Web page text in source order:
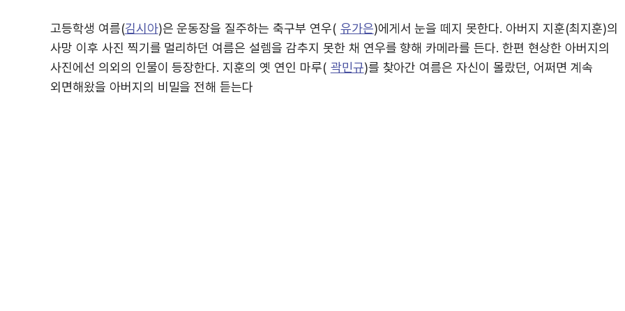
고등학생 여름(김시아)은 운동장을 질주하는 축구부 연우( 유가은)에게서 눈을 떼지 못한다. 아버지 지훈(최지훈)의
사망 이후 사진 찍기를 멀리하던 여름은 설렘을 감추지 못한 채 연우를 향해 카메라를 든다. 한편 현상한 아버지의
사진에선 의외의 인물이 등장한다. 지훈의 옛 연인 마루( 곽민규)를 찾아간 여름은 자신이 몰랐던, 어쩌면 계속
외면해왔을 아버지의 비밀을 전해 듣는다